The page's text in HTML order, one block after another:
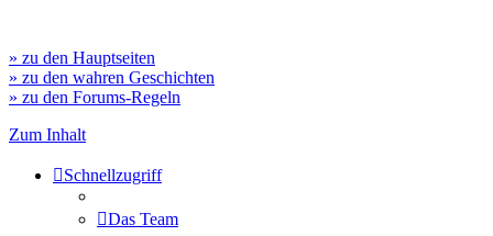
» zu den Hauptseiten
» zu den wahren Geschichten
» zu den Forums-Regeln
Zum Inhalt
Schnellzugriff
Das Team